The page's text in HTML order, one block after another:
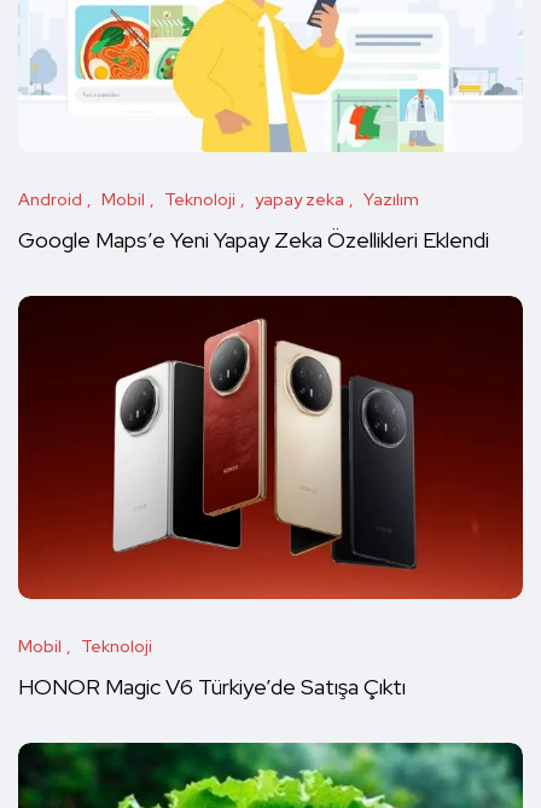
Android Mobil Teknoloji yapay zeka Yazılım
Google Maps’e Yeni Yapay Zeka Özellikleri Eklendi
Mobil Teknoloji
HONOR Magic V6 Türkiye’de Satışa Çıktı